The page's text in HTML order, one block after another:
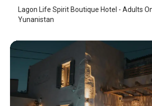
Lagon Life Spirit Boutique Hotel - Adults
Yunanistan